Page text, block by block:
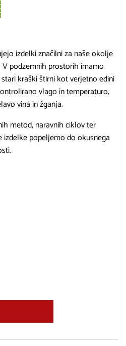
izdelki značilni za naše okolje
V podzemnih prostorih imamo
kraški štirni kot verjetno edini
vlago in temperaturo,
vina in žganja.
metod, naravnih ciklov ter
popeljemo do okusnega